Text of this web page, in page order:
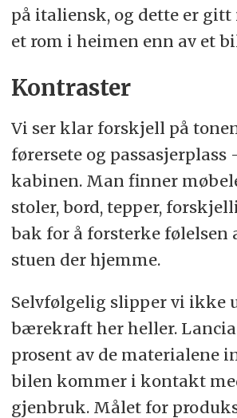
på italiensk, og dette er gitt
et rom i heimen enn av et
Kontraster
Vi ser klar forskjell på
førersete og passasjerplass
kabinen. Man finner
stoler, bord, tepper,
bak for å forsterke følelsen
stuen der hjemme.
Selvfølgelig slipper vi ikke
bærekraft her heller. Lancia
prosent av de materialene
bilen kommer i kontakt
gjenbruk. Målet for